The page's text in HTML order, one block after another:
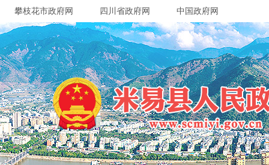
攀枝花市政府网 四川省政府网 中国政府网